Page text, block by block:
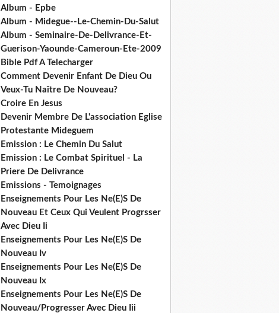
Album - Epbe
Album - Midegue--Le-Chemin-Du-Salut
Album - Seminaire-De-Delivrance-Et-
Guerison-Yaounde-Cameroun-Ete-2009
Bible Pdf A Telecharger
Comment Devenir Enfant De Dieu Ou
Veux-Tu Naître De Nouveau?
Croire En Jesus
Devenir Membre De L'association Eglise
Protestante Mideguem
Emission : Le Chemin Du Salut
Emission : Le Combat Spirituel - La
Priere De Delivrance
Emissions - Temoignages
Enseignements Pour Les Ne(E)S De
Nouveau Et Ceux Qui Veulent Progrsser
Avec Dieu Ii
Enseignements Pour Les Ne(E)S De
Nouveau Iv
Enseignements Pour Les Ne(E)S De
Nouveau Ix
Enseignements Pour Les Ne(E)S De
Nouveau/Progresser Avec Dieu Iii